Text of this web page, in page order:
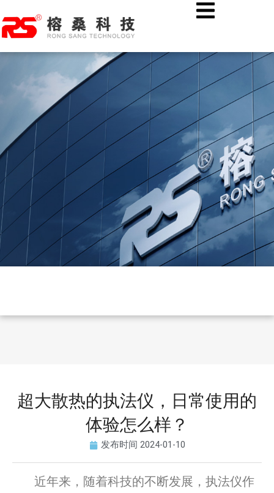
至
内
容
热烈欢迎湖北溢丰数字科技股份有限公司各位领导莅临榕桑科技
超大散热的执法仪，日常使用的
体验怎么样？
发布时间 2024-01-10
近年来，随着科技的不断发展，执法仪作